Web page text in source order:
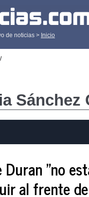
de noticias > Inicio
/
Sánchez
"no
al frente